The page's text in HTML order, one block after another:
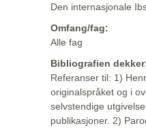
Den internasjonale
Omfang/fag:
Alle fag
Bibliografien
Referanser til: 1)
originalspråket og i
selvstendige
publikasjoner. 2)